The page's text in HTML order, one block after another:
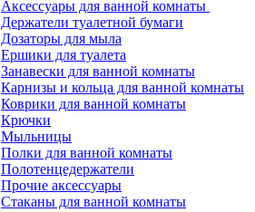
Аксессуары для ванной комнаты
Держатели туалетной бумаги
Дозаторы для мыла
Ершики для туалета
Занавески для ванной комнаты
Карнизы и кольца для ванной комнаты
Коврики для ванной комнаты
Крючки
Мыльницы
Полки для ванной комнаты
Полотенцедержатели
Прочие аксессуары
Стаканы для ванной комнаты